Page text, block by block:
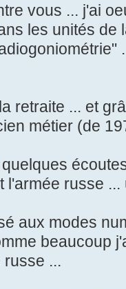
vous ... j'ai
les unités de
retraite ... et
métier (de
l'armée russe
aux modes
beaucoup
...